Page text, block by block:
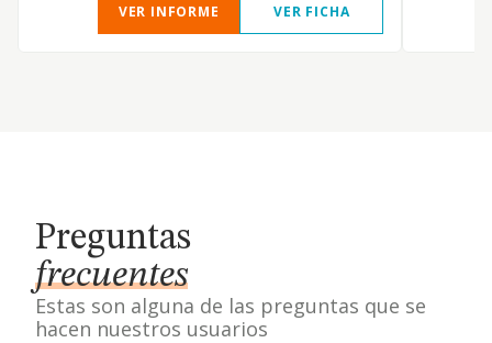
VER INFORME VER FICHA
Preguntas
frecuentes
Estas son alguna de las preguntas que se
hacen nuestros usuarios